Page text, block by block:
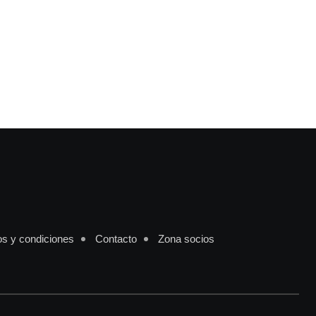
y condiciones Contacto Zona socios